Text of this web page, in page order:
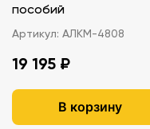
пособий
Артикул: АЛКМ-4808
19 195 ₽
В корзину